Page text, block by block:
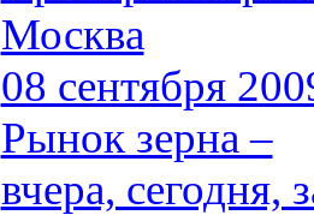
Москва
08 сентября
Рынок зерна –
вчера, сегодня,